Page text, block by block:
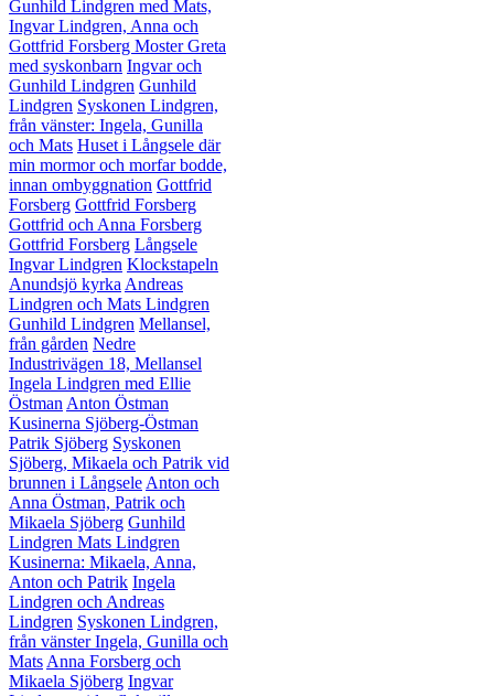
Gunhild Lindgren med Mats,
Ingvar Lindgren, Anna och
Gottfrid Forsberg Moster Greta
med syskonbarn Ingvar och
Gunhild Lindgren Gunhild
Lindgren Syskonen Lindgren,
från vänster: Ingela, Gunilla
och Mats Huset i Långsele där
min mormor och morfar bodde,
innan ombyggnation Gottfrid
Forsberg Gottfrid Forsberg
Gottfrid och Anna Forsberg
Gottfrid Forsberg Långsele
Ingvar Lindgren Klockstapeln
Anundsjö kyrka Andreas
Lindgren och Mats Lindgren
Gunhild Lindgren Mellansel,
från gården Nedre
Industrivägen 18, Mellansel
Ingela Lindgren med Ellie
Östman Anton Östman
Kusinerna Sjöberg-Östman
Patrik Sjöberg Syskonen
Sjöberg, Mikaela och Patrik vid
brunnen i Långsele Anton och
Anna Östman, Patrik och
Mikaela Sjöberg Gunhild
Lindgren Mats Lindgren
Kusinerna: Mikaela, Anna,
Anton och Patrik Ingela
Lindgren och Andreas
Lindgren Syskonen Lindgren,
från vänster Ingela, Gunilla och
Mats Anna Forsberg och
Mikaela Sjöberg Ingvar